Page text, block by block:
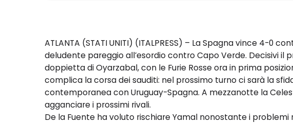
ATLANTA (STATI UNITI) (ITALPRESS) – La Spagna vince 4-0
deludente pareggio all’esordio contro Capo Verde. Decisivi il
doppietta di Oyarzabal, con le Furie Rosse ora in prima
complica la corsa dei sauditi: nel prossimo turno ci sarà la
contemporanea con Uruguay-Spagna. A mezzanotte la
agganciare i prossimi rivali.
De la Fuente ha voluto rischiare Yamal nonostante i problemi